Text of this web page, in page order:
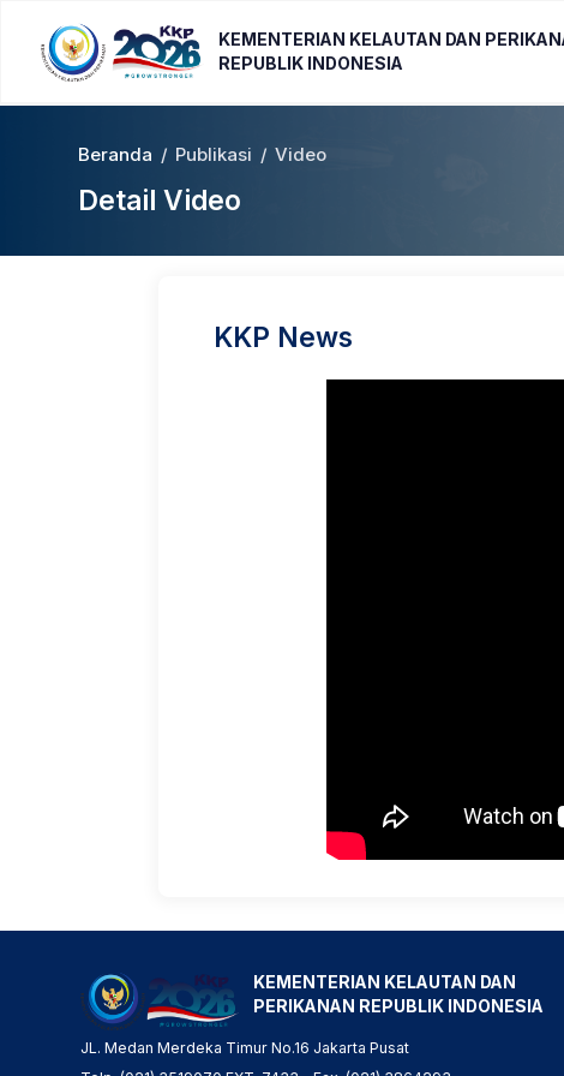
KEMENTERIAN KELAUTAN DAN
REPUBLIK INDONESIA
Beranda / Publikasi / Video
Detail Video
KKP News
KEMENTERIAN KELAUTAN DAN
PERIKANAN REPUBLIK INDONESIA
JL. Medan Merdeka Timur No.16 Jakarta Pusat